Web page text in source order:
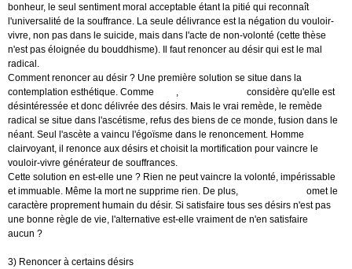
bonheur, le seul sentiment moral acceptable étant la pitié qui reconnaît
l'universalité de la souffrance. La seule délivrance est la négation du vouloir-
vivre, non pas dans le suicide, mais dans l'acte de non-volonté (cette thèse
n'est pas éloignée du bouddhisme). Il faut renoncer au désir qui est le mal
radical.
Comment renoncer au désir ? Une première solution se situe dans la
contemplation esthétique. Comme
,
considère qu'elle est
désintéressée et donc délivrée des désirs. Mais le vrai remède, le remède
radical se situe dans l'ascétisme, refus des biens de ce monde, fusion dans le
néant. Seul l'ascète a vaincu l'égoïsme dans le renoncement. Homme
clairvoyant, il renonce aux désirs et choisit la mortification pour vaincre le
vouloir-vivre générateur de souffrances.
Cette solution en est-elle une ? Rien ne peut vaincre la volonté, impérissable
et immuable. Même la mort ne supprime rien. De plus,
omet le
caractère proprement humain du désir. Si satisfaire tous ses désirs n'est pas
une bonne règle de vie, l'alternative est-elle vraiment de n'en satisfaire
aucun ?
3) Renoncer à certains désirs